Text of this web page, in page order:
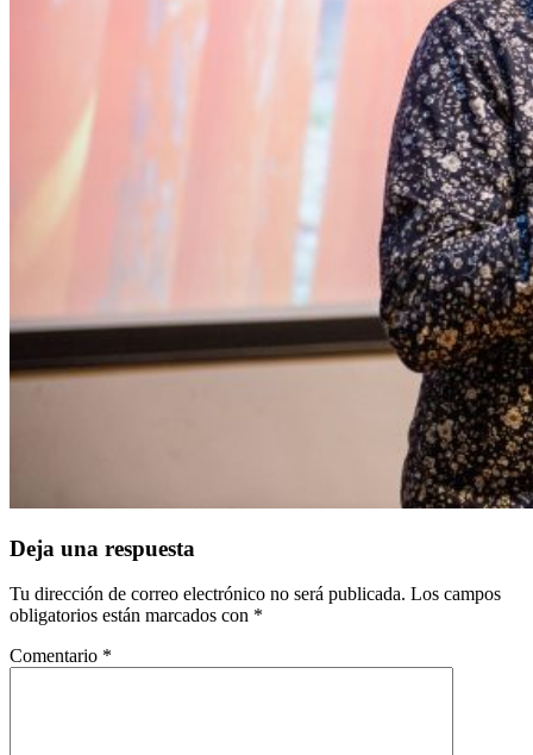
Deja una respuesta
Tu dirección de correo electrónico no será publicada. Los campos
obligatorios están marcados con *
Comentario *